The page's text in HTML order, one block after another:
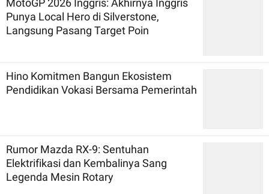
Punya Local Hero di Silverstone,
Langsung Pasang Target Poin
Hino Komitmen Bangun Ekosistem
Pendidikan Vokasi Bersama Pemerintah
Rumor Mazda RX-9: Sentuhan
Elektrifikasi dan Kembalinya Sang
Legenda Mesin Rotary